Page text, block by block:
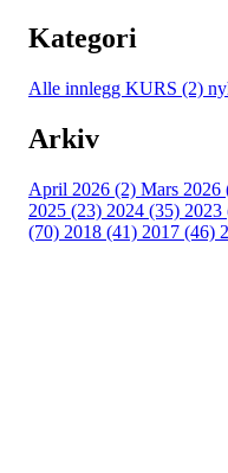
Kategori
Alle innlegg KURS (2)
Arkiv
April 2026 (2) Mars 2026
2025 (23) 2024 (35) 2023
(70) 2018 (41) 2017 (46)